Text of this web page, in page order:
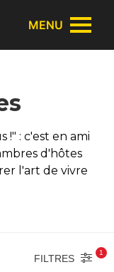
MENU
!" : c'est en ami
d'hôtes
l'art de vivre
FILTRES
1